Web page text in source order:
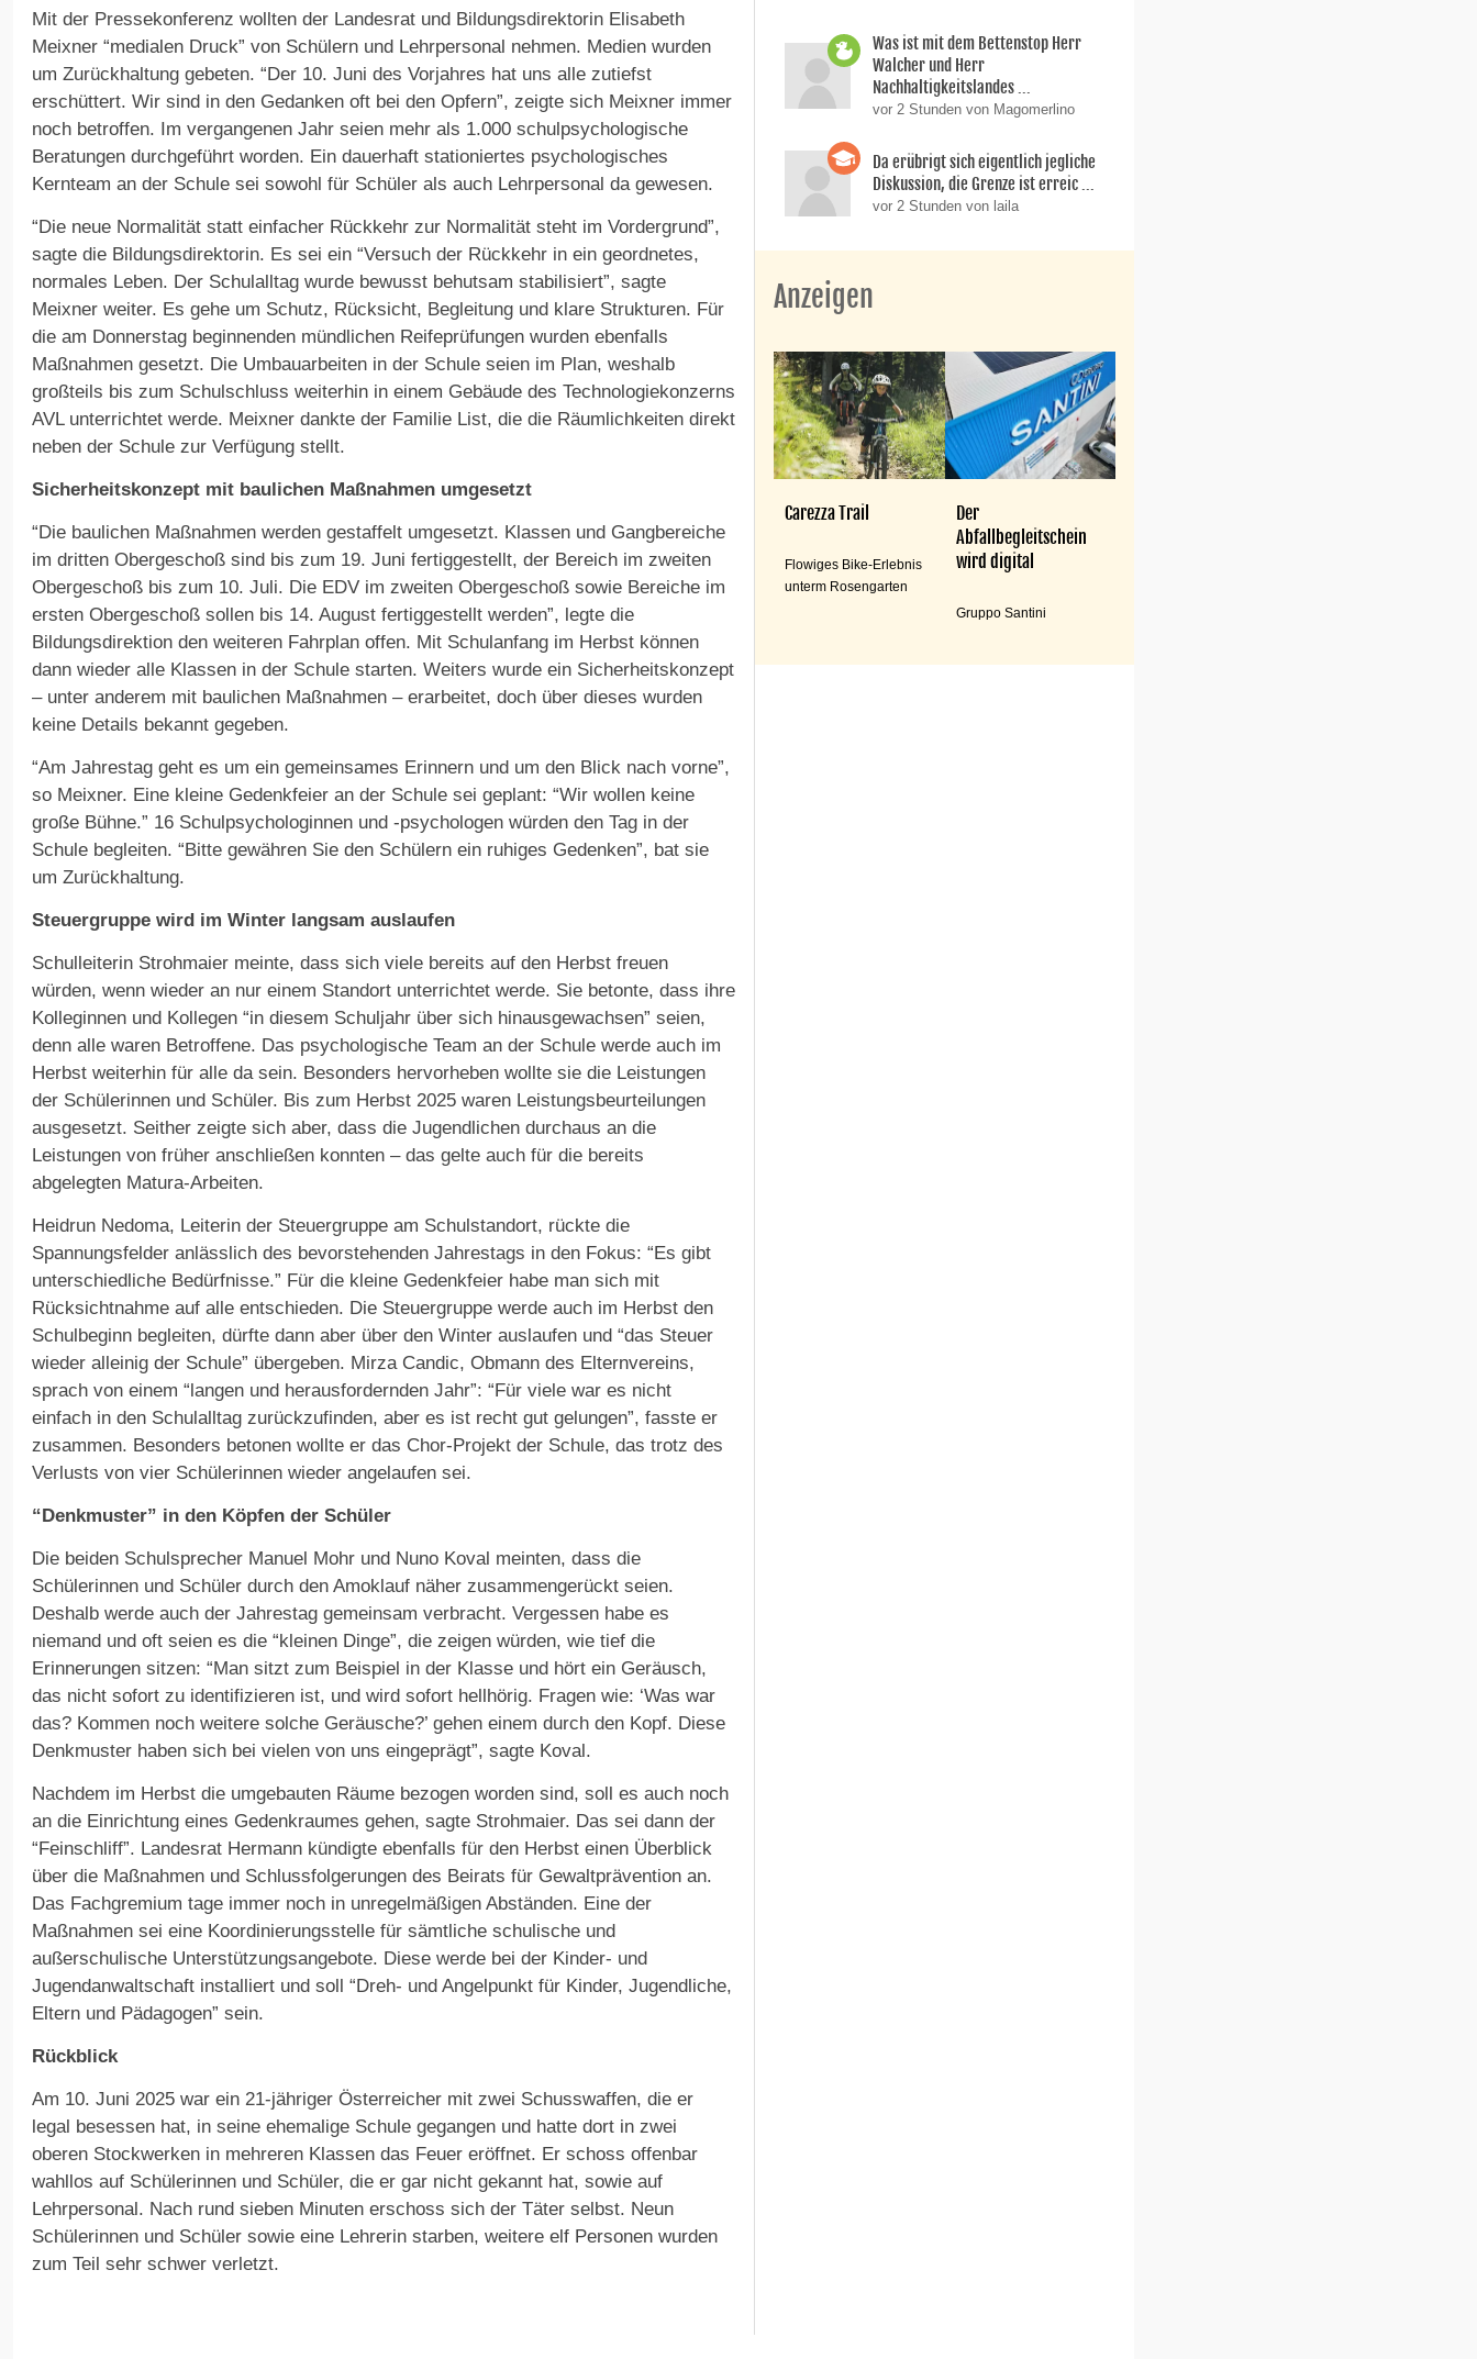
Mit der Pressekonferenz wollten der Landesrat und Bildungsdirektorin Elisabeth
Meixner “medialen Druck” von Schülern und Lehrpersonal nehmen. Medien wurden
um Zurückhaltung gebeten. “Der 10. Juni des Vorjahres hat uns alle zutiefst
erschüttert. Wir sind in den Gedanken oft bei den Opfern”, zeigte sich Meixner immer
noch betroffen. Im vergangenen Jahr seien mehr als 1.000 schulpsychologische
Beratungen durchgeführt worden. Ein dauerhaft stationiertes psychologisches
Kernteam an der Schule sei sowohl für Schüler als auch Lehrpersonal da gewesen.
“Die neue Normalität statt einfacher Rückkehr zur Normalität steht im Vordergrund”,
sagte die Bildungsdirektorin. Es sei ein “Versuch der Rückkehr in ein geordnetes,
normales Leben. Der Schulalltag wurde bewusst behutsam stabilisiert”, sagte
Meixner weiter. Es gehe um Schutz, Rücksicht, Begleitung und klare Strukturen. Für
die am Donnerstag beginnenden mündlichen Reifeprüfungen wurden ebenfalls
Maßnahmen gesetzt. Die Umbauarbeiten in der Schule seien im Plan, weshalb
großteils bis zum Schulschluss weiterhin in einem Gebäude des Technologiekonzerns
AVL unterrichtet werde. Meixner dankte der Familie List, die die Räumlichkeiten direkt
neben der Schule zur Verfügung stellt.
Sicherheitskonzept mit baulichen Maßnahmen umgesetzt
“Die baulichen Maßnahmen werden gestaffelt umgesetzt. Klassen und Gangbereiche
im dritten Obergeschoß sind bis zum 19. Juni fertiggestellt, der Bereich im zweiten
Obergeschoß bis zum 10. Juli. Die EDV im zweiten Obergeschoß sowie Bereiche im
ersten Obergeschoß sollen bis 14. August fertiggestellt werden”, legte die
Bildungsdirektion den weiteren Fahrplan offen. Mit Schulanfang im Herbst können
dann wieder alle Klassen in der Schule starten. Weiters wurde ein Sicherheitskonzept
– unter anderem mit baulichen Maßnahmen – erarbeitet, doch über dieses wurden
keine Details bekannt gegeben.
“Am Jahrestag geht es um ein gemeinsames Erinnern und um den Blick nach vorne”,
so Meixner. Eine kleine Gedenkfeier an der Schule sei geplant: “Wir wollen keine
große Bühne.” 16 Schulpsychologinnen und -psychologen würden den Tag in der
Schule begleiten. “Bitte gewähren Sie den Schülern ein ruhiges Gedenken”, bat sie
um Zurückhaltung.
Steuergruppe wird im Winter langsam auslaufen
Schulleiterin Strohmaier meinte, dass sich viele bereits auf den Herbst freuen
würden, wenn wieder an nur einem Standort unterrichtet werde. Sie betonte, dass ihre
Kolleginnen und Kollegen “in diesem Schuljahr über sich hinausgewachsen” seien,
denn alle waren Betroffene. Das psychologische Team an der Schule werde auch im
Herbst weiterhin für alle da sein. Besonders hervorheben wollte sie die Leistungen
der Schülerinnen und Schüler. Bis zum Herbst 2025 waren Leistungsbeurteilungen
ausgesetzt. Seither zeigte sich aber, dass die Jugendlichen durchaus an die
Leistungen von früher anschließen konnten – das gelte auch für die bereits
abgelegten Matura-Arbeiten.
Heidrun Nedoma, Leiterin der Steuergruppe am Schulstandort, rückte die
Spannungsfelder anlässlich des bevorstehenden Jahrestags in den Fokus: “Es gibt
unterschiedliche Bedürfnisse.” Für die kleine Gedenkfeier habe man sich mit
Rücksichtnahme auf alle entschieden. Die Steuergruppe werde auch im Herbst den
Schulbeginn begleiten, dürfte dann aber über den Winter auslaufen und “das Steuer
wieder alleinig der Schule” übergeben. Mirza Candic, Obmann des Elternvereins,
sprach von einem “langen und herausfordernden Jahr”: “Für viele war es nicht
einfach in den Schulalltag zurückzufinden, aber es ist recht gut gelungen”, fasste er
zusammen. Besonders betonen wollte er das Chor-Projekt der Schule, das trotz des
Verlusts von vier Schülerinnen wieder angelaufen sei.
“Denkmuster” in den Köpfen der Schüler
Die beiden Schulsprecher Manuel Mohr und Nuno Koval meinten, dass die
Schülerinnen und Schüler durch den Amoklauf näher zusammengerückt seien.
Deshalb werde auch der Jahrestag gemeinsam verbracht. Vergessen habe es
niemand und oft seien es die “kleinen Dinge”, die zeigen würden, wie tief die
Erinnerungen sitzen: “Man sitzt zum Beispiel in der Klasse und hört ein Geräusch,
das nicht sofort zu identifizieren ist, und wird sofort hellhörig. Fragen wie: ‘Was war
das? Kommen noch weitere solche Geräusche?’ gehen einem durch den Kopf. Diese
Denkmuster haben sich bei vielen von uns eingeprägt”, sagte Koval.
Nachdem im Herbst die umgebauten Räume bezogen worden sind, soll es auch noch
an die Einrichtung eines Gedenkraumes gehen, sagte Strohmaier. Das sei dann der
“Feinschliff”. Landesrat Hermann kündigte ebenfalls für den Herbst einen Überblick
über die Maßnahmen und Schlussfolgerungen des Beirats für Gewaltprävention an.
Das Fachgremium tage immer noch in unregelmäßigen Abständen. Eine der
Maßnahmen sei eine Koordinierungsstelle für sämtliche schulische und
außerschulische Unterstützungsangebote. Diese werde bei der Kinder- und
Jugendanwaltschaft installiert und soll “Dreh- und Angelpunkt für Kinder, Jugendliche,
Eltern und Pädagogen” sein.
Rückblick
Am 10. Juni 2025 war ein 21-jähriger Österreicher mit zwei Schusswaffen, die er
legal besessen hat, in seine ehemalige Schule gegangen und hatte dort in zwei
oberen Stockwerken in mehreren Klassen das Feuer eröffnet. Er schoss offenbar
wahllos auf Schülerinnen und Schüler, die er gar nicht gekannt hat, sowie auf
Lehrpersonal. Nach rund sieben Minuten erschoss sich der Täter selbst. Neun
Schülerinnen und Schüler sowie eine Lehrerin starben, weitere elf Personen wurden
zum Teil sehr schwer verletzt.
Was ist mit dem Bettenstop Herr
Walcher und Herr
Nachhaltigkeitslandes ...
vor 2 Stunden von Magomerlino
Da erübrigt sich eigentlich jegliche
Diskussion, die Grenze ist erreic ...
vor 2 Stunden von laila
Anzeigen
Carezza Trail
Flowiges Bike-Erlebnis
unterm Rosengarten
Der
Abfallbegleitschein
wird digital
Gruppo Santini